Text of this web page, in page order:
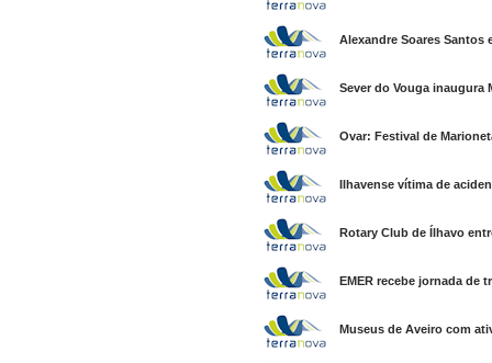
Alexandre Soares Santos
Sever do Vouga inaugura
Ovar: Festival de
Ilhavense vítima de
Rotary Club de Ílhavo
EMER recebe jornada de
Museus de Aveiro com